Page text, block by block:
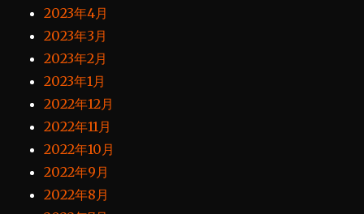
2023年4月
2023年3月
2023年2月
2023年1月
2022年12月
2022年11月
2022年10月
2022年9月
2022年8月